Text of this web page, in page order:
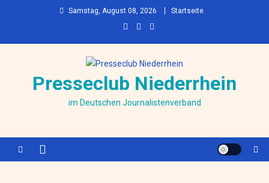
Samstag, August 08, 2026 Startseite
Presseclub Niederrhein
im Deutschen Journalistenverband